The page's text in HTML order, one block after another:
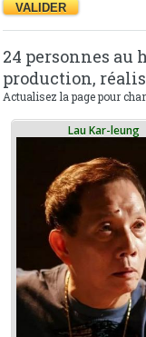
24 personnes au
production,
Actualisez la page pour
Lau Kar-leung